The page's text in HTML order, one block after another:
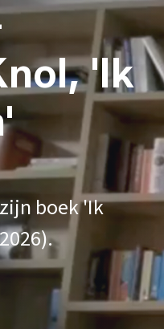
'Ik
boek 'Ik